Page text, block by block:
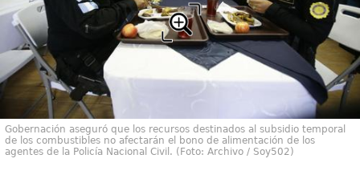
Gobernación aseguró que los recursos destinados al subsidio temporal
de los combustibles no afectarán el bono de alimentación de los
agentes de la Policía Nacional Civil. (Foto: Archivo / Soy502)